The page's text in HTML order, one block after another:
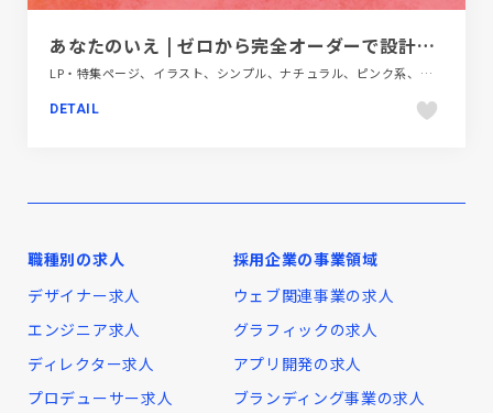
あなたのいえ | ゼロから完全オーダーで設計する新潟の注文住宅
LP・特集ページ、イラスト、シンプル、ナチュラル、ピンク系、ブランド・サービスサイト、ホワイト系、建設・住宅・不動産
DETAIL
職種別の求人
デザイナー求人
エンジニア求人
ディレクター求人
プロデューサー求人
採用企業の事業領域
ウェブ関連事業の求人
グラフィックの求人
アプリ開発の求人
ブランディング事業の求人